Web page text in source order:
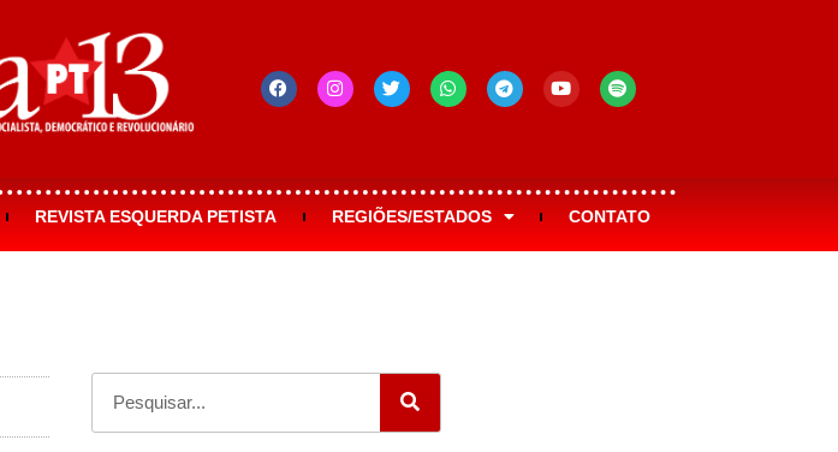
REVISTA ESQUERDA PETISTA REGIÕES/ESTADOS CONTATO